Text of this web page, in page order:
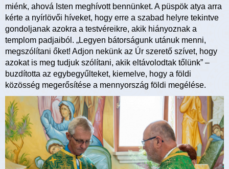
miénk, ahová Isten meghívott bennünket. A püspök atya arra
kérte a nyírlövői híveket, hogy erre a szabad helyre tekintve
gondoljanak azokra a testvéreikre, akik hiányoznak a
templom padjaiból. „Legyen bátorságunk utánuk menni,
megszólítani őket! Adjon nekünk az Úr szerető szívet, hogy
azokat is meg tudjuk szólítani, akik eltávolodtak tőlünk” –
buzdította az egybegyűlteket, kiemelve, hogy a földi
közösség megerősítése a mennyország földi megélése.